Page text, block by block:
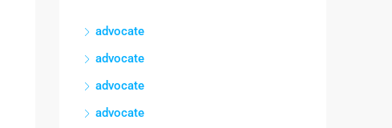
advocate
advocate
advocate
advocate